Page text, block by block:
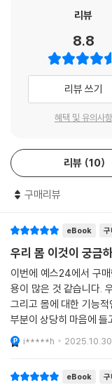
리뷰
8.8
리뷰 쓰기
혜택 및 유의사항
리뷰 10
구매리뷰
eBook 구
우리 몸 이것이 궁금
이번에 예스24에서 구
용이 많은 것 같습니다.
그리고 몸에 대한 기능
부분이 상당히 마음에 들
i*****h 2025.10.30.
eBook 구